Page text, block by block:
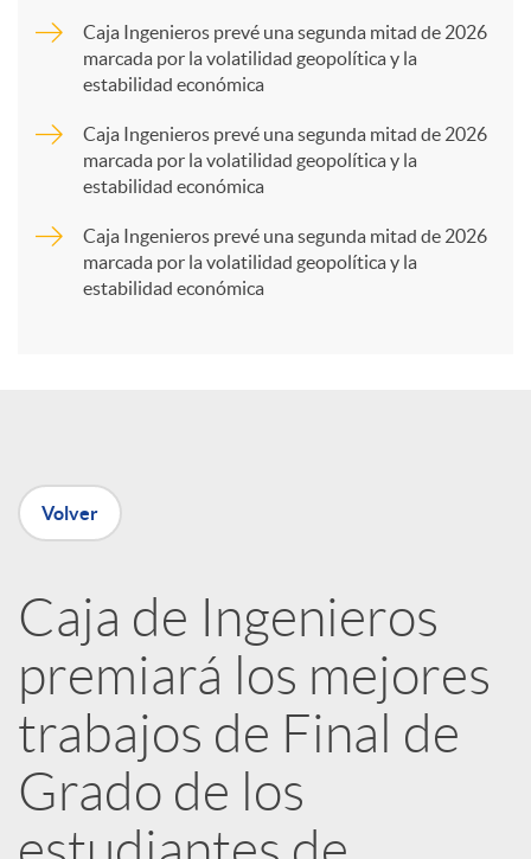
a
n
e
d
e
Caja Ingenieros prevé una segunda mitad de 2026
marcada por la volatilidad geopolítica y la
estabilidad económica
Caja Ingenieros prevé una segunda mitad de 2026
marcada por la volatilidad geopolítica y la
estabilidad económica
Caja Ingenieros prevé una segunda mitad de 2026
marcada por la volatilidad geopolítica y la
estabilidad económica
Volver
Caja de Ingenieros
premiará los mejores
trabajos de Final de
Grado de los